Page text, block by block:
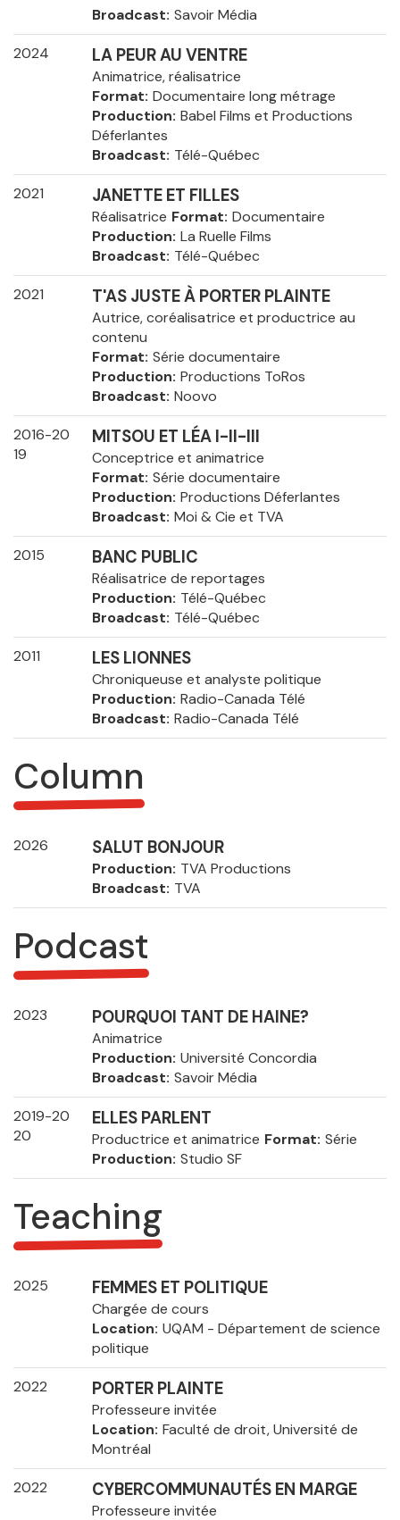
Broadcast Savoir Média
2024 LA PEUR AU VENTRE
Animatrice, réalisatrice
Format Documentaire long métrage
Production Babel Films et Productions
Déferlantes
Broadcast Télé-Québec
2021 JANETTE ET FILLES
Réalisatrice Format Documentaire
Production La Ruelle Films
Broadcast Télé-Québec
2021 T'AS JUSTE À PORTER PLAINTE
Autrice, coréalisatrice et productrice au
contenu
Format Série documentaire
Production Productions ToRos
Broadcast Noovo
2016-20
19
MITSOU ET LÉA I-II-III
Conceptrice et animatrice
Format Série documentaire
Production Productions Déferlantes
Broadcast Moi & Cie et TVA
2015 BANC PUBLIC
Réalisatrice de reportages
Production Télé-Québec
Broadcast Télé-Québec
2011 LES LIONNES
Chroniqueuse et analyste politique
Production Radio-Canada Télé
Broadcast Radio-Canada Télé
Column
2026 SALUT BONJOUR
Production TVA Productions
Broadcast TVA
Podcast
2023 POURQUOI TANT DE HAINE?
Animatrice
Production Université Concordia
Broadcast Savoir Média
2019-20
20
ELLES PARLENT
Productrice et animatrice Format Série
Production Studio SF
Teaching
2025 FEMMES ET POLITIQUE
Chargée de cours
Location UQAM - Département de science
politique
2022 PORTER PLAINTE
Professeure invitée
Location Faculté de droit, Université de
Montréal
2022 CYBERCOMMUNAUTÉS EN MARGE
Professeure invitée